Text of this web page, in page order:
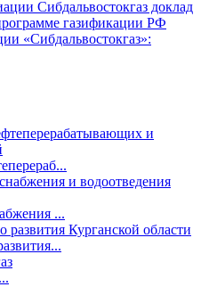
«Сибдальвостокгаз»:
...